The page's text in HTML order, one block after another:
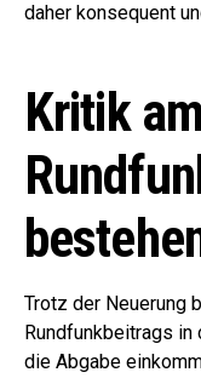
daher konsequent
Kritik am
Trotz der Neuerung
Rundfunkbeitrags
die Abgabe